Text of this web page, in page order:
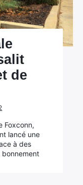
de
Foxconn,
lancé une
à des